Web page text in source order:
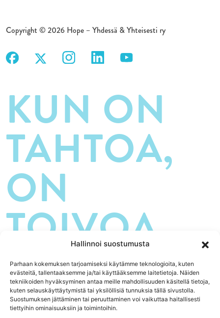
Hallinnoi suostumusta
Parhaan kokemuksen tarjoamiseksi käytämme teknologioita, kuten
evästeitä, tallentaaksemme ja/tai käyttääksemme laitetietoja. Näiden
tekniikoiden hyväksyminen antaa meille mahdollisuuden käsitellä tietoja,
kuten selauskäyttäytymistä tai yksilöllisiä tunnuksia tällä sivustolla.
Suostumuksen jättäminen tai peruuttaminen voi vaikuttaa haitallisesti
tiettyihin ominaisuuksiin ja toimintoihin.
Copyright © 2026 Hope – Yhdessä & Yhteisesti ry
KUN ON
TAHTOA,
ON
TOIVOA.
YHTEISTYÖSSÄ: